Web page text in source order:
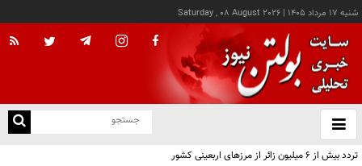
شنبه ۱۷ مرداد ۱۴۰۵ |
Saturday , 08 August 2026
باز
و
تردد بیش از ۶ میلیون زائر از مرزهای اربعینی کشور